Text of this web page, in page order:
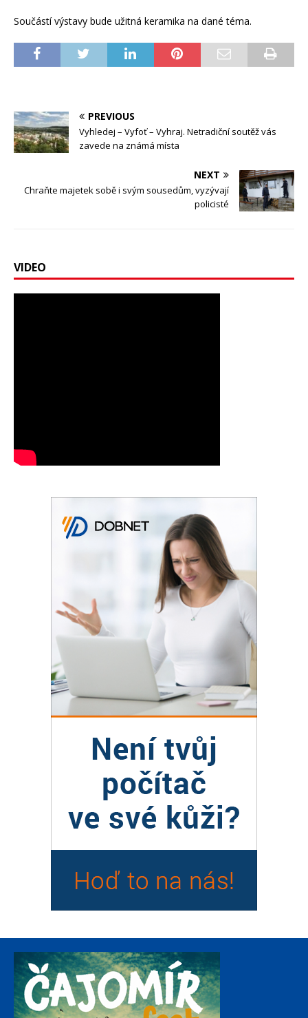
Součástí výstavy bude užitná keramika na dané téma.
PREVIOUS
Vyhledej – Vyfoť – Vyhraj. Netradiční soutěž vás
zavede na známá místa
NEXT
Chraňte majetek sobě i svým sousedům, vyzývají
policisté
VIDEO